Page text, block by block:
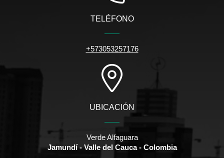
TELÉFONO
+573053257176
UBICACIÓN
Verde Alfaguara
Jamundí - Valle del Cauca - Colombia